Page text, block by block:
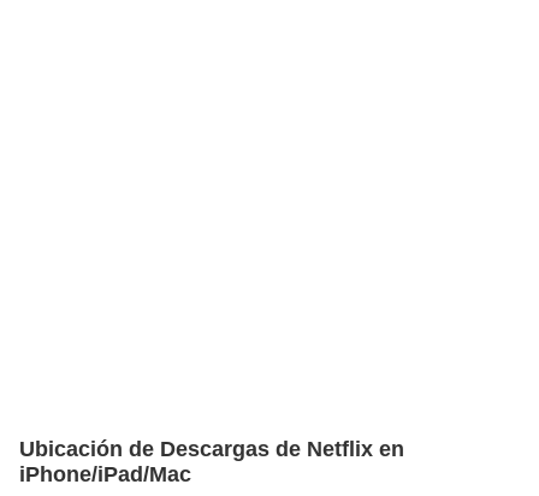
Ubicación de Descargas de Netflix en
iPhone/iPad/Mac